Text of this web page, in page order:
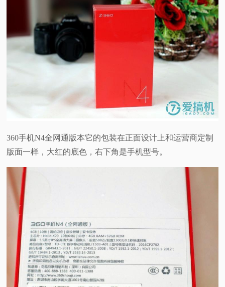
360手机N4全网通版本它的包装在正面设计上和运营商定制
版面一样，大红的底色，右下角是手机型号。